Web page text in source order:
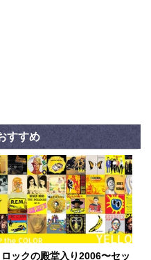
すすめ
ロックの殿堂入り2006〜セッ